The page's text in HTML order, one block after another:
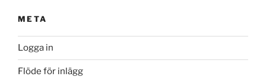
META
Logga in
Flöde för inlägg